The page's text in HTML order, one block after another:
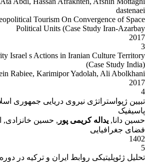
dastenaei
Tourism On Convergence of Space
Political Units (Case Study Iran-Azarbay
2017
3
Israel s Actions in Iranian Culture Territory
(Case Study India)
Rabiee, Karimipor Yadolah, Ali Abolkhani
2017
4
تبیین ژپواستراتژی نیروی دریایی جمهوری
پاسیفیک
حسین دانا, یداله کریمی پور , حسین خانزادی,
فضای جغرافیایی
1402
5
تحلیل ژئوپلیتیکی روابط ایران و ترکیه در